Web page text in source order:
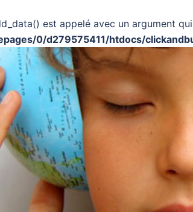
est appelé avec un argument
0/d279575411/htdocs/